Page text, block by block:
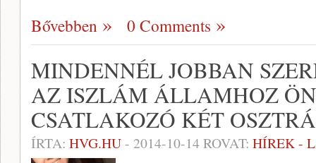
Bővebben
0 Comments
MINDENNÉL JOBBAN
AZ ISZLÁM ÁLLAMHOZ
CSATLAKOZÓ KÉT
ÍRTA: HVG.HU- 2014-10-14ROVAT: HÍREK -